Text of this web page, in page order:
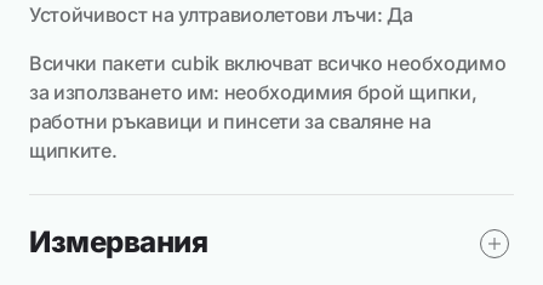
Устойчивост на ултравиолетови лъчи: Да
Всички пакети cubik включват всичко необходимо
за използването им: необходимия брой щипки,
работни ръкавици и пинсети за сваляне на
щипките.
Измервания